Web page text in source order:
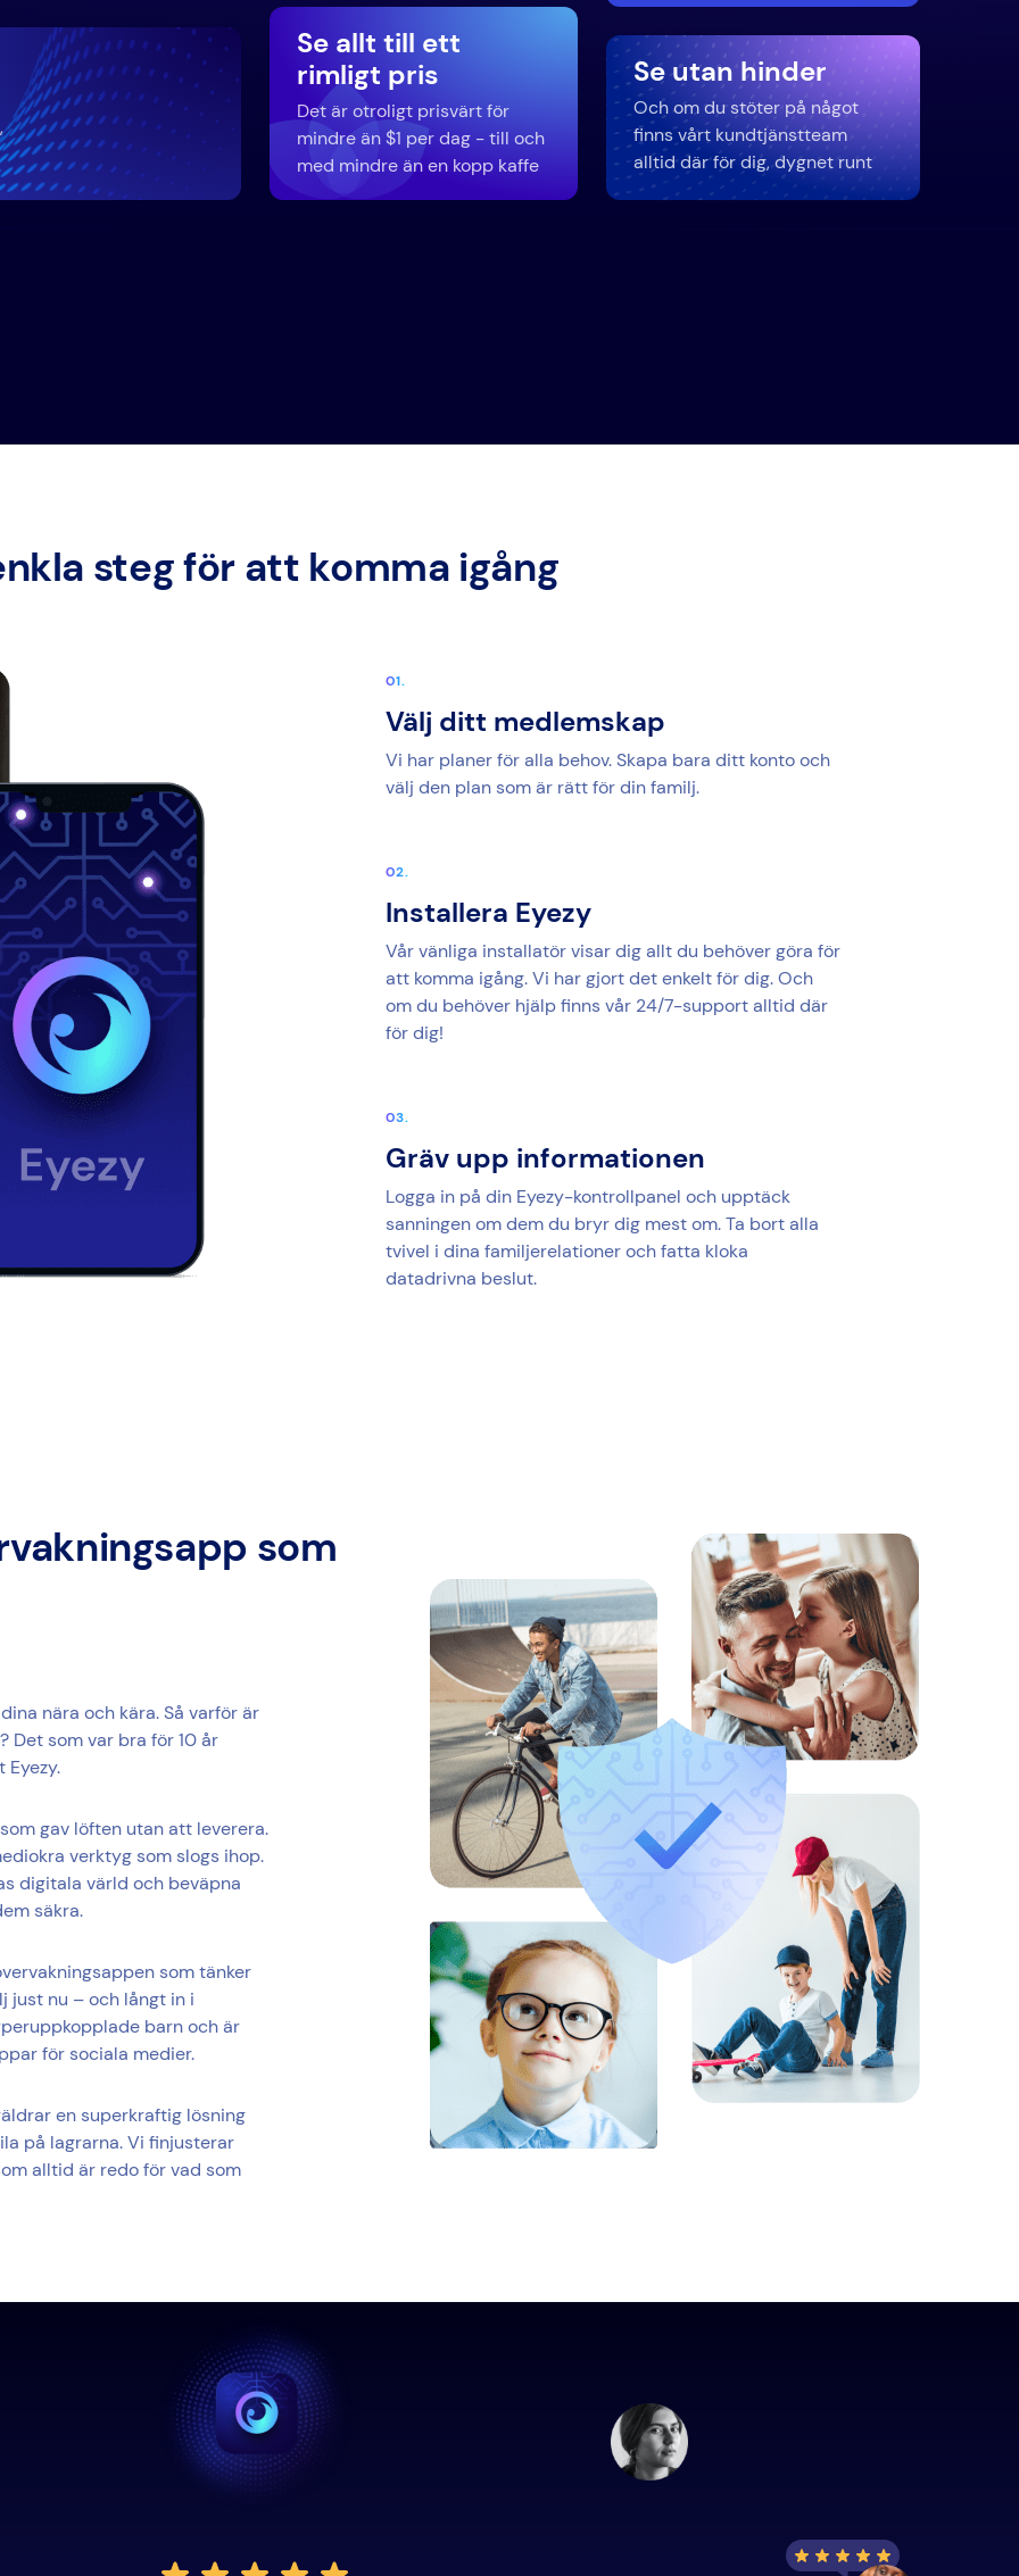
Se allt till ett
rimligt pris
Det är otroligt prisvärt för
mindre än $1 per dag - till och
med mindre än en kopp kaffe
Se utan hinder
Och om du stöter på något
finns vårt kundtjänstteam
alltid där för dig, dygnet runt
steg för att komma igång
Välj ditt medlemskap
Vi har planer för alla behov. Skapa bara ditt konto och
välj den plan som är rätt för din familj.
Installera Eyezy
Vår vänliga installatör visar dig allt du behöver göra för
att komma igång. Vi har gjort det enkelt för dig. Och
om du behöver hjälp finns vår 24/7-support alltid där
för dig!
Gräv upp informationen
Logga in på din Eyezy-kontrollpanel och upptäck
sanningen om dem du bryr dig mest om. Ta bort alla
tvivel i dina familjerelationer och fatta kloka
datadrivna beslut.
som
nära och kära. Så varför är
Det som var bra för 10 år
gav löften utan att leverera.
verktyg som slogs ihop.
digitala värld och beväpna
säkra.
som tänker
just nu – och långt in i
barn och är
för sociala medier.
en superkraftig lösning
på lagrarna. Vi finjusterar
alltid är redo för vad som